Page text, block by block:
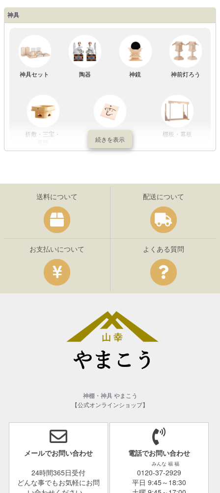
神具
神具セット 陶器 神鏡 神前灯ろう
折敷・三宝・
棚板・幕板
送料について 配送について
お支払いについて よくある質問
神棚・神具 やまこう
【公式オンラインショップ】
メールでお問い合わせ
24時間365日受付
どんな事でもお気軽にお問
電話でお問い合わせ
みんな 福 福
0120-37-2929
平日 9:45～18:30